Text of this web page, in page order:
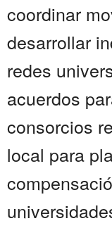
coordinar
desarrollar
redes
acuerdos
consorcios
local para